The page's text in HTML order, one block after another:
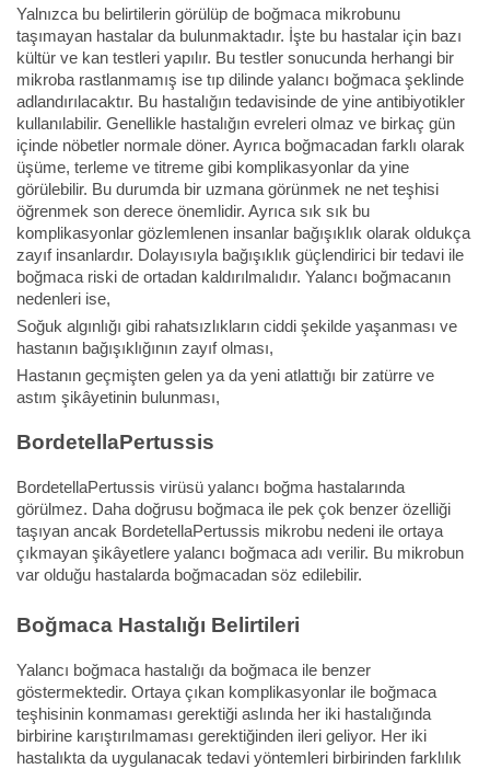
Yalnızca bu belirtilerin görülüp de boğmaca mikrobunu
taşımayan hastalar da bulunmaktadır. İşte bu hastalar için bazı
kültür ve kan testleri yapılır. Bu testler sonucunda herhangi bir
mikroba rastlanmamış ise tıp dilinde yalancı boğmaca şeklinde
adlandırılacaktır. Bu hastalığın tedavisinde de yine antibiyotikler
kullanılabilir. Genellikle hastalığın evreleri olmaz ve birkaç gün
içinde nöbetler normale döner. Ayrıca boğmacadan farklı olarak
üşüme, terleme ve titreme gibi komplikasyonlar da yine
görülebilir. Bu durumda bir uzmana görünmek ne net teşhisi
öğrenmek son derece önemlidir. Ayrıca sık sık bu
komplikasyonlar gözlemlenen insanlar bağışıklık olarak oldukça
zayıf insanlardır. Dolayısıyla bağışıklık güçlendirici bir tedavi ile
boğmaca riski de ortadan kaldırılmalıdır. Yalancı boğmacanın
nedenleri ise,
Soğuk algınlığı gibi rahatsızlıkların ciddi şekilde yaşanması ve
hastanın bağışıklığının zayıf olması,
Hastanın geçmişten gelen ya da yeni atlattığı bir zatürre ve
astım şikâyetinin bulunması,
BordetellaPertussis
BordetellaPertussis virüsü yalancı boğma hastalarında
görülmez. Daha doğrusu boğmaca ile pek çok benzer özelliği
taşıyan ancak BordetellaPertussis mikrobu nedeni ile ortaya
çıkmayan şikâyetlere yalancı boğmaca adı verilir. Bu mikrobun
var olduğu hastalarda boğmacadan söz edilebilir.
Boğmaca Hastalığı Belirtileri
Yalancı boğmaca hastalığı da boğmaca ile benzer
göstermektedir. Ortaya çıkan komplikasyonlar ile boğmaca
teşhisinin konmaması gerektiği aslında her iki hastalığında
birbirine karıştırılmaması gerektiğinden ileri geliyor. Her iki
hastalıkta da uygulanacak tedavi yöntemleri birbirinden farklılık